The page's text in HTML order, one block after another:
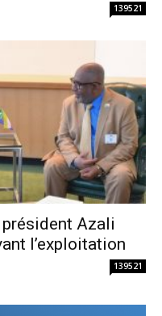
139521
Azali
l’exploitation
139521